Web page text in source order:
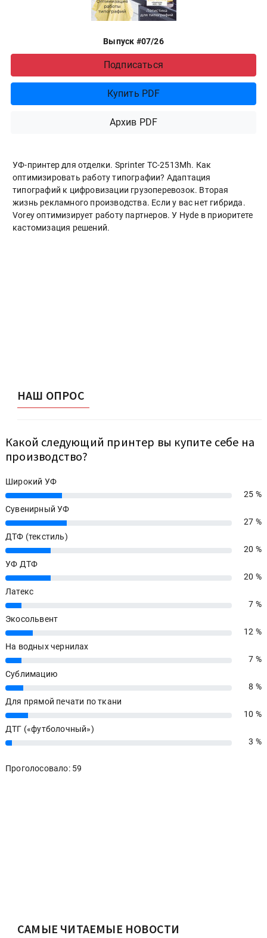
Выпуск #07/26
Подписаться
Купить PDF
Архив PDF
УФ-принтер для отделки. Sprinter ТС-2513Mh. Как
оптимизировать работу типографии? Адаптация
типографий к цифровизации грузоперевозок. Вторая
жизнь рекламного производства. Если у вас нет гибрида.
Vorey оптимизирует работу партнеров. У Hyde в приоритете
кастомизация решений.
НАШ ОПРОС
Какой следующий принтер вы купите себе на
производство?
Широкий УФ
25%
25 %
Сувенирный УФ
27%
27 %
ДТФ (текстиль)
20%
20 %
УФ ДТФ
20%
20 %
Латекс
7%
7 %
Экосольвент
12%
12 %
На водных чернилах
7%
7 %
Сублимацию
8%
8 %
Для прямой печати по ткани
10%
10 %
ДТГ («футболочный»)
3% 3 %
Проголосовало: 59
САМЫЕ ЧИТАЕМЫЕ НОВОСТИ